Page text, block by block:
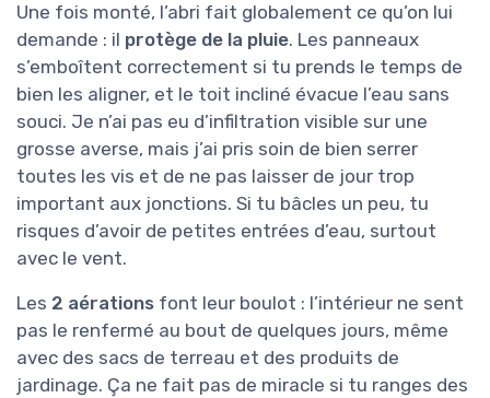
Une fois monté, l’abri fait globalement ce qu’on lui
demande : il protège de la pluie. Les panneaux
s’emboîtent correctement si tu prends le temps de
bien les aligner, et le toit incliné évacue l’eau sans
souci. Je n’ai pas eu d’infiltration visible sur une
grosse averse, mais j’ai pris soin de bien serrer
toutes les vis et de ne pas laisser de jour trop
important aux jonctions. Si tu bâcles un peu, tu
risques d’avoir de petites entrées d’eau, surtout
avec le vent.
Les 2 aérations font leur boulot : l’intérieur ne sent
pas le renfermé au bout de quelques jours, même
avec des sacs de terreau et des produits de
jardinage. Ça ne fait pas de miracle si tu ranges des